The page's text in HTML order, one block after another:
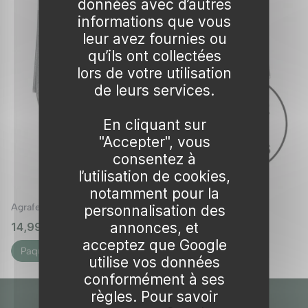
pointes permettent une insertion facile et
rapide, même dans dessols durs. De plus,
certains modèles possèdent des ailes
renforcées pour améliorer leur tenue dans des
sols meubles.
Avantages de l'acier galvanisé
acier galvaniséest particulièrement apprécié
pour sa résistance aux éléments extérieurs. Ce
traitement protège les agrafes contre la
rouille, prolongeant ainsi leur durée de vie.
Comparé à d'autres matériaux comme le
plastique, l'acier galvanisé offre une bien
meilleure stabilité et fiabilité, surtout pour des
usages prolongés ou en conditions climatiques
Agrafe pour toile de paillage
14,99 € 🌱 en stock
Paquet de 100 unités H…
données avec d’autres
informations que vous
leur avez fournies ou
qu’ils ont collectées
lors de votre utilisation
de leurs services.
En cliquant sur
"Accepter", vous
consentez à
l’utilisation de cookies,
notamment pour la
personnalisation des
annonces, et
acceptez que Google
utilise vos données
conformément à ses
règles. Pour savoir